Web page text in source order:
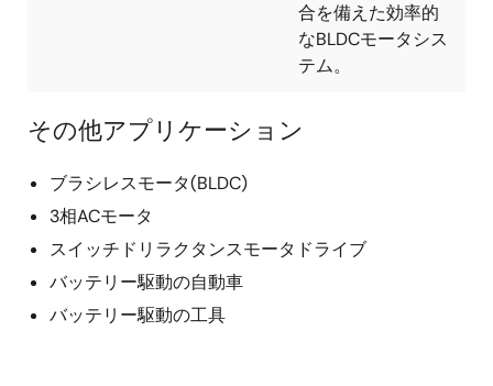
合を備えた効率的
なBLDCモータシス
テム。
その他アプリケーション
ブラシレスモータ(BLDC)
3相ACモータ
スイッチドリラクタンスモータドライブ
バッテリー駆動の自動車
バッテリー駆動の工具